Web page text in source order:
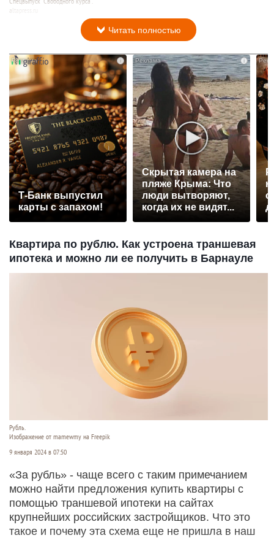
altapress.ru
Читать полностью
i
Т-Банк выпустил
карты с запахом!
i
Скрытая камера на
пляже Крыма: Что
люди вытворяют,
когда их не видят...
Квартира по рублю. Как устроена траншевая
ипотека и можно ли ее получить в Барнауле
Рубль.
Изображение от mamewmy на Freepik
9 января 2024 в 07:50
«За рубль» - чаще всего с таким примечанием
можно найти предложения купить квартиры с
помощью траншевой ипотеки на сайтах
крупнейших российских застройщиков. Что это
такое и почему эта схема еще не пришла в наш